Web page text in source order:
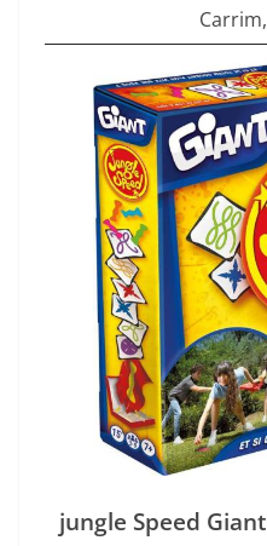
Carrim,
jungle Speed Giant